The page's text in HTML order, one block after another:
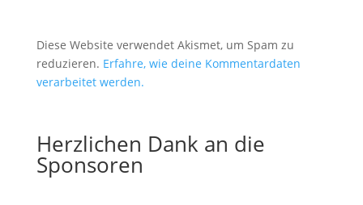
Diese Website verwendet Akismet, um Spam zu
reduzieren. Erfahre, wie deine Kommentardaten
verarbeitet werden.
Herzlichen Dank an die
Sponsoren